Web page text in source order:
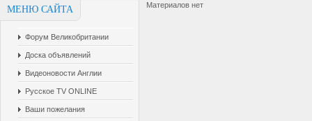
МЕНЮ САЙТА
Форум Великобритании
Доска объявлений
Видеоновости Англии
Русское TV ONLINE
Ваши пожелания
Материалов нет